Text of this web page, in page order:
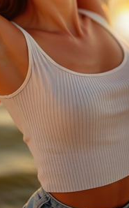
организм от
обрести красоту,
Массаж
перенапряжения.
большой затрате сил.
твердые и
быстрому